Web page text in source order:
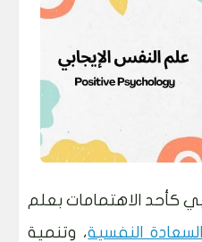
كأحد الاهتمامات بعلم
السعادة النفسية، وتنمية